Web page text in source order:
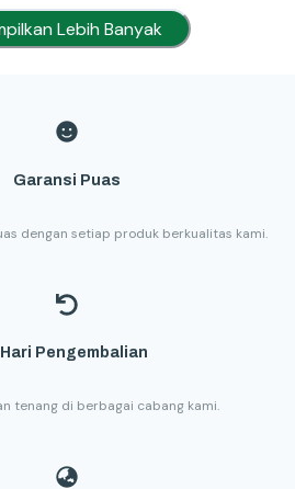
Lebih Banyak
Garansi Puas
dengan setiap produk berkualitas kami.
Pengembalian
tenang di berbagai cabang kami.